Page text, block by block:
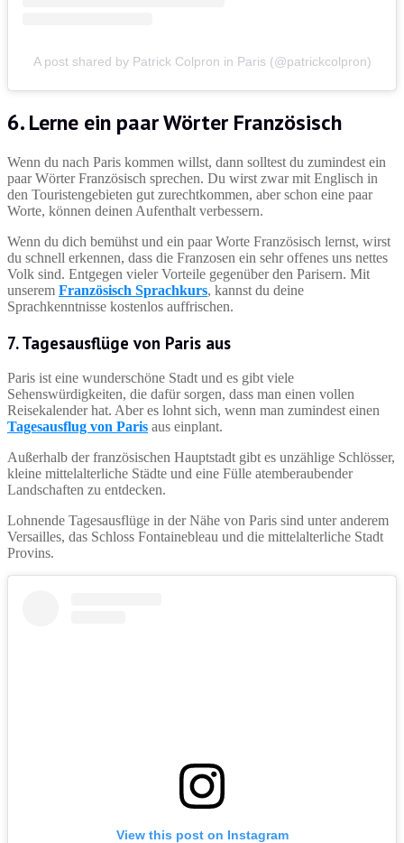
A post shared by Patrick Colpron in Paris (@patrickcolpron)
6. Lerne ein paar Wörter Französisch
Wenn du nach Paris kommen willst, dann solltest du zumindest ein
paar Wörter Französisch sprechen. Du wirst zwar mit Englisch in
den Touristengebieten gut zurechtkommen, aber schon eine paar
Worte, können deinen Aufenthalt verbessern.
Wenn du dich bemühst und ein paar Worte Französisch lernst, wirst
du schnell erkennen, dass die Franzosen ein sehr offenes uns nettes
Volk sind. Entgegen vieler Vorteile gegenüber den Parisern. Mit
unserem Französisch Sprachkurs, kannst du deine
Sprachkenntnisse kostenlos auffrischen.
7. Tagesausflüge von Paris aus
Paris ist eine wunderschöne Stadt und es gibt viele
Sehenswürdigkeiten, die dafür sorgen, dass man einen vollen
Reisekalender hat. Aber es lohnt sich, wenn man zumindest einen
Tagesausflug von Paris aus einplant.
Außerhalb der französischen Hauptstadt gibt es unzählige Schlösser,
kleine mittelalterliche Städte und eine Fülle atemberaubender
Landschaften zu entdecken.
Lohnende Tagesausflüge in der Nähe von Paris sind unter anderem
Versailles, das Schloss Fontainebleau und die mittelalterliche Stadt
Provins.
View this post on Instagram